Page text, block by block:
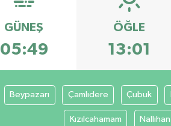
GÜNEŞ
05:49
ÖĞLE
13:01
Beypazarı Çamlıdere Çubuk
Kızılcahamam Nallıhan